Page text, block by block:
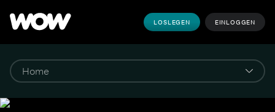
LOSLEGEN EINLOGGEN